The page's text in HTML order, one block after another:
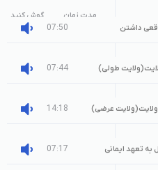
مدت زمان
گوش کنید
داشتن
07:50
طولی) 07:44
عرضی) 14:18
تعهد ایمانی 07:17